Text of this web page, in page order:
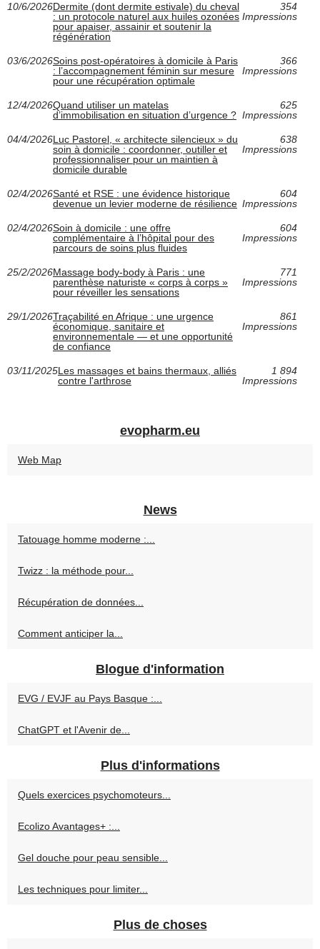
10/6/2026Dermite (dont dermite estivale) du cheval
: un protocole naturel aux huiles ozonées
pour apaiser, assainir et soutenir la
régénération
354
Impressions
03/6/2026Soins post-opératoires à domicile à Paris
: l’accompagnement féminin sur mesure
pour une récupération optimale
366
Impressions
12/4/2026Quand utiliser un matelas
d’immobilisation en situation d’urgence ?
625
Impressions
04/4/2026Luc Pastorel, « architecte silencieux » du
soin à domicile : coordonner, outiller et
professionnaliser pour un maintien à
domicile durable
638
Impressions
02/4/2026Santé et RSE : une évidence historique
devenue un levier moderne de résilience
604
Impressions
02/4/2026Soin à domicile : une offre
complémentaire à l’hôpital pour des
parcours de soins plus fluides
604
Impressions
25/2/2026Massage body-body à Paris : une
parenthèse naturiste « corps à corps »
pour réveiller les sensations
771
Impressions
29/1/2026Traçabilité en Afrique : une urgence
économique, sanitaire et
environnementale — et une opportunité
de confiance
861
Impressions
03/11/2025Les massages et bains thermaux, alliés
contre l'arthrose
1 894
Impressions
evopharm.eu
Web Map
News
Tatouage homme moderne :...
Twizz : la méthode pour...
Récupération de données...
Comment anticiper la...
Blogue d'information
EVG / EVJF au Pays Basque :...
ChatGPT et l'Avenir de...
Plus d'informations
Quels exercices psychomoteurs...
Ecolizo Avantages+ :...
Gel douche pour peau sensible...
Les techniques pour limiter...
Plus de choses